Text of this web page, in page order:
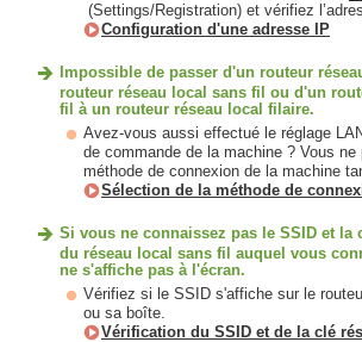
(Settings/Registration) et vérifiez
Configuration d'une adresse IP
Impossible de passer d'un routeur
routeur réseau local sans fil ou d'un
fil à un routeur réseau local filaire.
Avez-vous aussi effectué le réglage
de commande de la machine ? Vous
méthode de connexion de la machine
Sélection de la méthode de
Si vous ne connaissez pas le SSID et la
du réseau local sans fil auquel vous
ne s'affiche pas à l'écran.
Vérifiez si le SSID s'affiche sur le
ou sa boîte.
Vérification du SSID et de la clé